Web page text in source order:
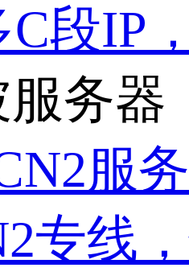
C段IP
务器
服
专线